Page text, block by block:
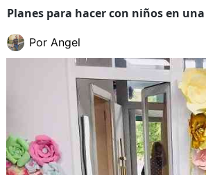
Planes para hacer con niños en
Por Angel